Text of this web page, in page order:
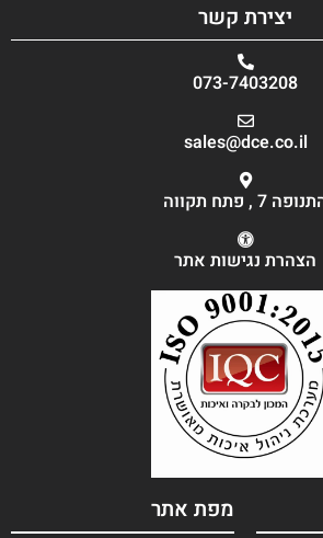
יצירת קשר
073-7403208
sales@dce.co.il
7 , פתח תקווה
הצהרת נגישות אתר
מפת אתר